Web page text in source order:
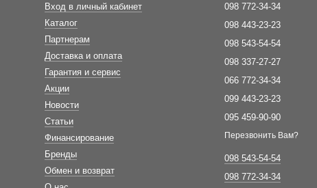
Вход в личный кабинет
Каталог
Партнерам
Доставка и оплата
Гарантия и сервис
Акции
Новости
Статьи
Финансирование
Бренды
Обмен и возврат
098 772-34-34
098 443-23-23
098 543-54-54
098 337-27-27
066 772-34-34
099 443-23-23
095 459-90-90
Перезвонить Вам?
098 543-54-54
098 772-34-34